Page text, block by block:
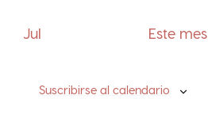
Jul Este mes
Suscribirse al calendario